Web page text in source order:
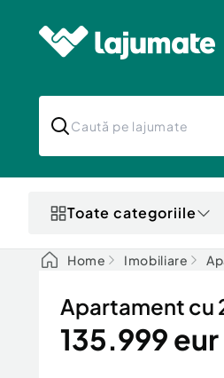
Toate categoriile
Home Imobiliare
Apartament cu
135.999 eur